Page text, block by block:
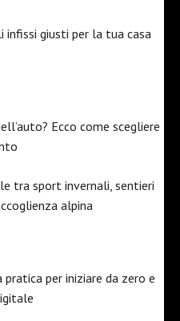
infissi giusti per la tua casa
Ecco come scegliere
tra sport invernali, sentieri
alpina
per iniziare da zero e